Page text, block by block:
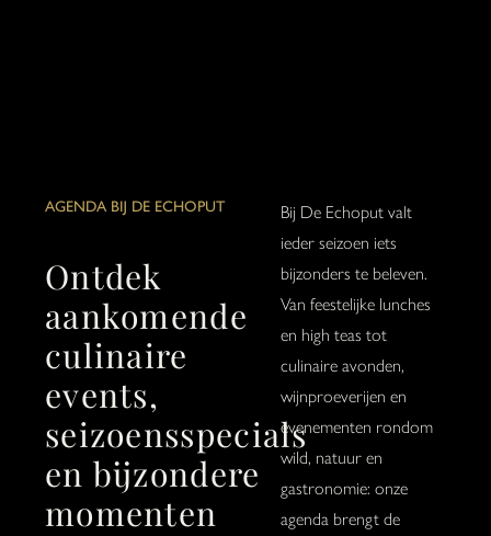
Ontdek
aankomende
culinaire
events,
seizoensspecials
en bijzondere
momenten
AGENDA BIJ DE ECHOPUT
Bij De Echoput valt
ieder seizoen iets
bijzonders te beleven.
Van feestelijke lunches
en high teas tot
culinaire avonden,
wijnproeverijen en
evenementen rondom
wild, natuur en
gastronomie: onze
agenda brengt de